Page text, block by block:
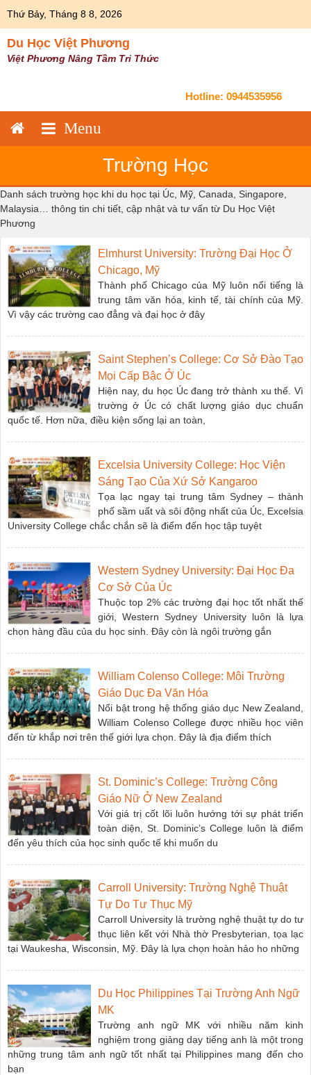
Thứ Bảy, Tháng 8 8, 2026
Du Học Việt Phương
Việt Phương Nâng Tầm Tri Thức
Hotline: 0944535956
Trường Học
Danh sách trường học khi du học tại Úc, Mỹ, Canada, Singapore,
Malaysia… thông tin chi tiết, cập nhật và tư vấn từ Du Học Việt
Phương
Elmhurst University: Trường Đại Học Ở
Chicago, Mỹ
Thành phố Chicago của Mỹ luôn nổi tiếng là
trung tâm văn hóa, kinh tế, tài chính của Mỹ.
Vì vậy các trường cao đẳng và đại học ở đây
Saint Stephen’s College: Cơ Sở Đào Tạo
Mọi Cấp Bậc Ở Úc
Hiện nay, du học Úc đang trở thành xu thế. Vì
trường ở Úc có chất lượng giáo dục chuẩn
quốc tế. Hơn nữa, điều kiện sống lại an toàn,
Excelsia University College: Học Viện
Sáng Tạo Của Xứ Sở Kangaroo
Tọa lạc ngay tại trung tâm Sydney – thành
phố sầm uất và sôi động nhất của Úc, Excelsia
University College chắc chắn sẽ là điểm đến học tập tuyệt
Western Sydney University: Đại Học Đa
Cơ Sở Của Úc
Thuộc top 2% các trường đại học tốt nhất thế
giới, Western Sydney University luôn là lựa
chọn hàng đầu của du học sinh. Đây còn là ngôi trường gắn
William Colenso College: Môi Trường
Giáo Dục Đa Văn Hóa
Nổi bật trong hệ thống giáo dục New Zealand,
William Colenso College được nhiều học viên
đến từ khắp nơi trên thế giới lựa chọn. Đây là địa điểm thích
St. Dominic’s College: Trường Công
Giáo Nữ Ở New Zealand
Với giá trị cốt lõi luôn hướng tới sự phát triển
toàn diện, St. Dominic’s College luôn là điểm
đến yêu thích của học sinh quốc tế khi muốn du
Carroll University: Trường Nghệ Thuật
Tự Do Tư Thục Mỹ
Carroll University là trường nghệ thuật tự do tư
thục liên kết với Nhà thờ Presbyterian, tọa lạc
tại Waukesha, Wisconsin, Mỹ. Đây là lựa chọn hoàn hảo ho những
Du Học Philippines Tại Trường Anh Ngữ
MK
Trường anh ngữ MK với nhiều năm kinh
nghiệm trong giảng dạy tiếng anh là một trong
những trung tâm anh ngữ tốt nhất tại Philippines mang đến cho
bạn